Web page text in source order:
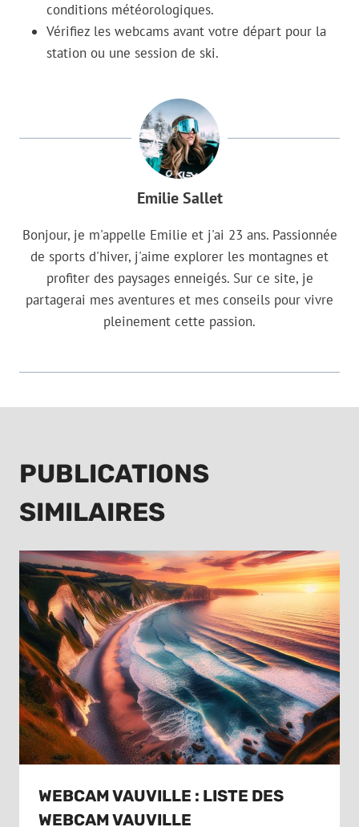
conditions météorologiques.
Vérifiez les webcams avant votre départ pour la
station ou une session de ski.
Emilie Sallet
Bonjour, je m'appelle Emilie et j'ai 23 ans. Passionnée
de sports d'hiver, j'aime explorer les montagnes et
profiter des paysages enneigés. Sur ce site, je
partagerai mes aventures et mes conseils pour vivre
pleinement cette passion.
PUBLICATIONS
SIMILAIRES
WEBCAM VAUVILLE : LISTE DES
WEBCAM VAUVILLE